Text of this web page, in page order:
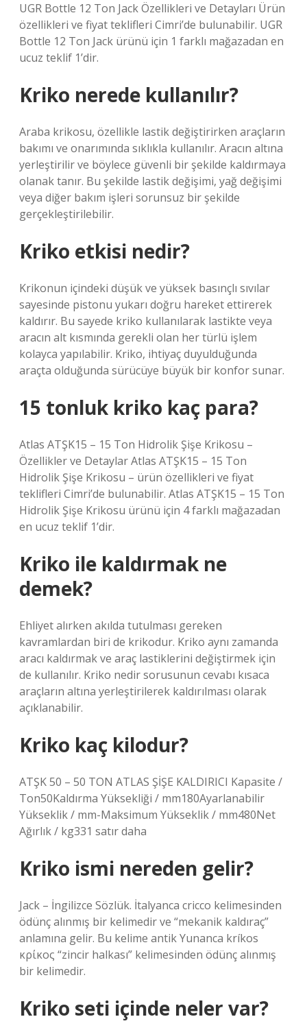
UGR Bottle 12 Ton Jack Özellikleri ve Detayları Ürün
özellikleri ve fiyat teklifleri Cimri’de bulunabilir. UGR
Bottle 12 Ton Jack ürünü için 1 farklı mağazadan en
ucuz teklif 1’dir.
Kriko nerede kullanılır?
Araba krikosu, özellikle lastik değiştirirken araçların
bakımı ve onarımında sıklıkla kullanılır. Aracın altına
yerleştirilir ve böylece güvenli bir şekilde kaldırmaya
olanak tanır. Bu şekilde lastik değişimi, yağ değişimi
veya diğer bakım işleri sorunsuz bir şekilde
gerçekleştirilebilir.
Kriko etkisi nedir?
Krikonun içindeki düşük ve yüksek basınçlı sıvılar
sayesinde pistonu yukarı doğru hareket ettirerek
kaldırır. Bu sayede kriko kullanılarak lastikte veya
aracın alt kısmında gerekli olan her türlü işlem
kolayca yapılabilir. Kriko, ihtiyaç duyulduğunda
araçta olduğunda sürücüye büyük bir konfor sunar.
15 tonluk kriko kaç para?
Atlas ATŞK15 – 15 Ton Hidrolik Şişe Krikosu –
Özellikler ve Detaylar Atlas ATŞK15 – 15 Ton
Hidrolik Şişe Krikosu – ürün özellikleri ve fiyat
teklifleri Cimri’de bulunabilir. Atlas ATŞK15 – 15 Ton
Hidrolik Şişe Krikosu ürünü için 4 farklı mağazadan
en ucuz teklif 1’dir.
Kriko ile kaldırmak ne
demek?
Ehliyet alırken akılda tutulması gereken
kavramlardan biri de krikodur. Kriko aynı zamanda
aracı kaldırmak ve araç lastiklerini değiştirmek için
de kullanılır. Kriko nedir sorusunun cevabı kısaca
araçların altına yerleştirilerek kaldırılması olarak
açıklanabilir.
Kriko kaç kilodur?
ATŞK 50 – 50 TON ATLAS ŞİŞE KALDIRICI Kapasite /
Ton50Kaldırma Yüksekliği / mm180Ayarlanabilir
Yükseklik / mm-Maksimum Yükseklik / mm480Net
Ağırlık / kg331 satır daha
Kriko ismi nereden gelir?
Jack – İngilizce Sözlük. İtalyanca cricco kelimesinden
ödünç alınmış bir kelimedir ve “mekanik kaldıraç”
anlamına gelir. Bu kelime antik Yunanca kríkos
κρίκος “zincir halkası” kelimesinden ödünç alınmış
bir kelimedir.
Kriko seti içinde neler var?